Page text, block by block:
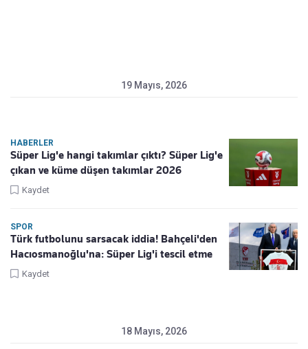
19 Mayıs, 2026
HABERLER
Süper Lig'e hangi takımlar çıktı? Süper Lig'e
çıkan ve küme düşen takımlar 2026
Kaydet
SPOR
Türk futbolunu sarsacak iddia! Bahçeli'den
Hacıosmanoğlu'na: Süper Lig'i tescil etme
Kaydet
18 Mayıs, 2026